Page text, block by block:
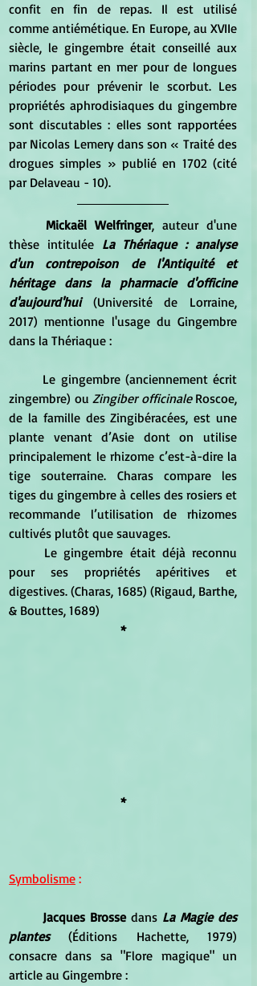
confit en fin de repas. Il est utilisé
comme antiémétique. En Europe, au XVIIe
siècle, le gingembre était conseillé aux
marins partant en mer pour de longues
périodes pour prévenir le scorbut. Les
propriétés aphrodisiaques du gingembre
sont discutables : elles sont rapportées
par Nicolas Lemery dans son « Traité des
drogues simples » publié en 1702 (cité
par Delaveau - 10).
Mickaël Welfringer, auteur d'une
thèse intitulée La Thériaque : analyse
d'un contrepoison de l'Antiquité et
héritage dans la pharmacie d'officine
d'aujourd'hui (Université de Lorraine,
2017) mentionne l'usage du Gingembre
dans la Thériaque :
zingembre) ou Zingiber officinale Roscoe,
de la famille des Zingibéracées, est une
plante venant d’Asie dont on utilise
principalement le rhizome c’est-à-dire la
tige souterraine. Charas compare les
tiges du gingembre à celles des rosiers et
recommande l’utilisation de rhizomes
cultivés plutôt que sauvages.
pour ses propriétés apéritives et
digestives. (Charas, 1685) (Rigaud, Barthe,
& Bouttes, 1689)
*
*
Symbolisme :
Jacques Brosse dans La Magie des
plantes (Éditions Hachette, 1979)
consacre dans sa "Flore magique" un
article au Gingembre :